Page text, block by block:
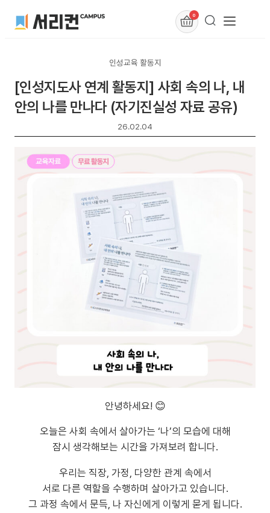
0
인성교육 활동지
[인성지도사 연계 활동지] 사회 속의 나, 내
안의 나를 만나다 (자기진실성 자료 공유)
26.02.04
안녕하세요! 😊
오늘은 사회 속에서 살아가는 ‘나’의 모습에 대해
잠시 생각해보는 시간을 가져보려 합니다.
우리는 직장, 가정, 다양한 관계 속에서
서로 다른 역할을 수행하며 살아가고 있습니다.
그 과정 속에서 문득, 나 자신에게 이렇게 묻게 됩니다.